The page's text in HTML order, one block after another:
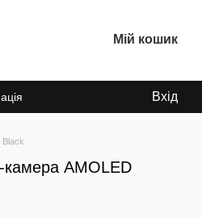
Мій кошик
Вхід
Black
камера AMOLED